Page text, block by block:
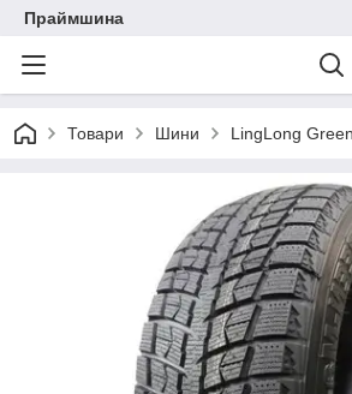
Праймшина
Товари Шини LingLong